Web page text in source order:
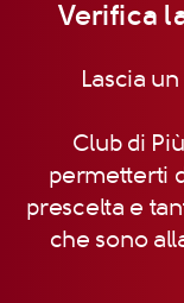
Verifica
Lascia
Club di
permetterti
prescelta e
che sono